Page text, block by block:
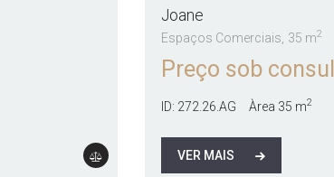
Joane
Espaços Comerciais 35 m2
Preço sob
ID: 272.26.AG Àrea 35 m2
VER MAIS